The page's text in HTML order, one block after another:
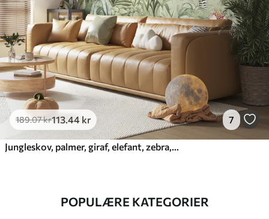
189.07kr113 .44 kr 7
POPULÆRE KATEGORIER